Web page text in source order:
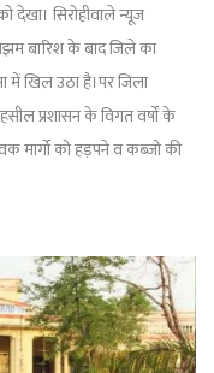
देखा। सिरोहीवाले न्यूज
बारिश के बाद जिले का
में खिल उठा है।पर जिला
प्रशासन के विगत वर्षों के
मार्गो को हड़पने व कब्जो की